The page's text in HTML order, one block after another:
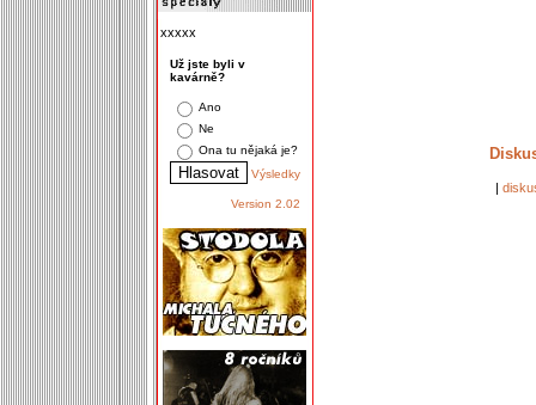
xxxxx
Už jste byli v
kavárně?
Ano
Ne
Ona tu nějaká je?
Výsledky
Version 2.02
|